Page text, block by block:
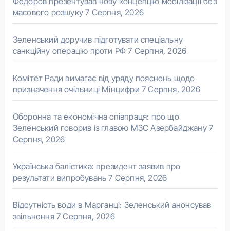
масового розшуку 7 Серпня, 2026
Зеленський доручив підготувати спеціальну
санкційну операцію проти РФ 7 Серпня, 2026
Комітет Ради вимагає від уряду пояснень щодо
призначення очільниці Мінцифри 7 Серпня, 2026
Оборонна та економічна співпраця: про що
Зеленський говорив із главою МЗС Азербайджану 7
Серпня, 2026
Українська балістика: президент заявив про
результати випробувань 7 Серпня, 2026
Відсутність води в Марганці: Зеленський анонсував
звільнення 7 Серпня, 2026